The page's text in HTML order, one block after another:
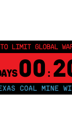
LIMIT GLOBAL
00 :
MINE WILL